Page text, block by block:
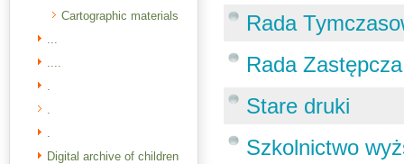
Cartographic materials
...
....
.
.
.
Digital archive of children
Rada
Rada
Stare druki
Szkolnictwo